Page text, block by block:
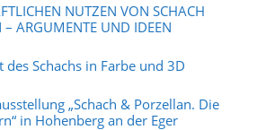
NUTZEN VON SCHACH
ARGUMENTE UND IDEEN
des Schachs in Farbe und 3D
„Schach & Porzellan. Die
in Hohenberg an der Eger